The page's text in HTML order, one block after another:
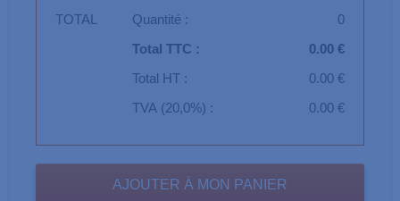
TOTAL Quantité :
0
Total TTC :
0.00 €
Total HT :
0.00 €
TVA (20,0%) :
0.00 €